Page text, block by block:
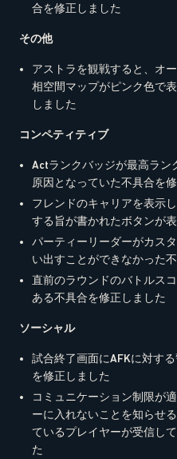
合を修正しました
その他
アストラを観戦すると、オ
相空間マップがピンク色で
しました
コンペティティブ
Actランクバッジが最高ラン
原因となっていた不具合を
フレンドのキャリアを表示
する旨が書かれたボタンが
パーティーリーダーがカス
い出すことができなかった
直前のラウンドのバトルス
ある不具合を修正しました
ソーシャル
試合終了画面にAFKに対す
を修正しました
コミュニケーション制限が
ーに入れないことを知らせ
ているプレイヤーが受信し
た